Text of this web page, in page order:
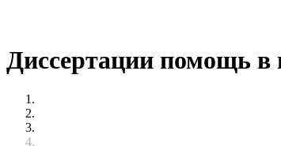
Диссертации помощь в